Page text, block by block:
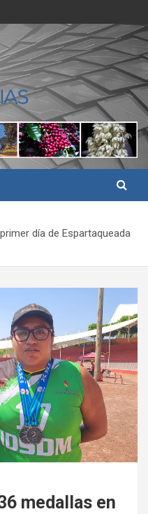
región
día de Espartaqueada
medallas en